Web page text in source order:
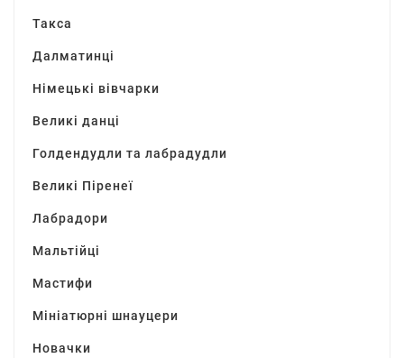
Такса
Далматинці
Німецькі вівчарки
Великі данці
Голдендудли та лабрадудли
Великі Піренеї
Лабрадори
Мальтійці
Мастифи
Мініатюрні шнауцери
Новачки